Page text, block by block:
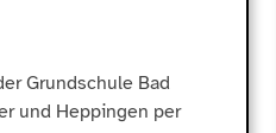
Grundschule Bad
und Heppingen per